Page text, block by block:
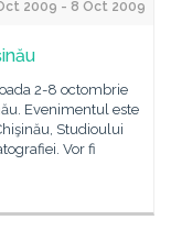
2009 - 8 Oct 2009
2-8 octombrie
Evenimentul este
Studioului
Vor fi